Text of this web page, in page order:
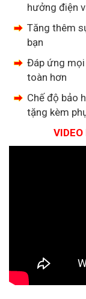
hưởng điện
Tăng thêm
bạn
Đáp ứng mọi
toàn hơn
Chế độ bảo
tặng kèm